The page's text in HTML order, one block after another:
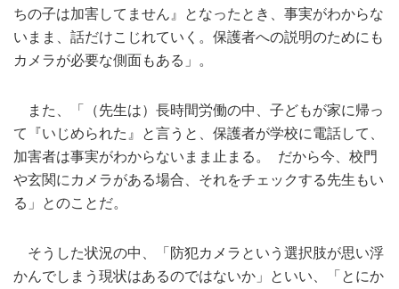
ちの子は加害してません』となったとき、事実がわからな
いまま、話だけこじれていく。保護者への説明のためにも
カメラが必要な側面もある」。
また、「（先生は）長時間労働の中、子どもが家に帰っ
て『いじめられた』と言うと、保護者が学校に電話して、
加害者は事実がわからないまま止まる。 だから今、校門
や玄関にカメラがある場合、それをチェックする先生もい
る」とのことだ。
そうした状況の中、「防犯カメラという選択肢が思い浮
かんでしまう現状はあるのではないか」といい、「とにか